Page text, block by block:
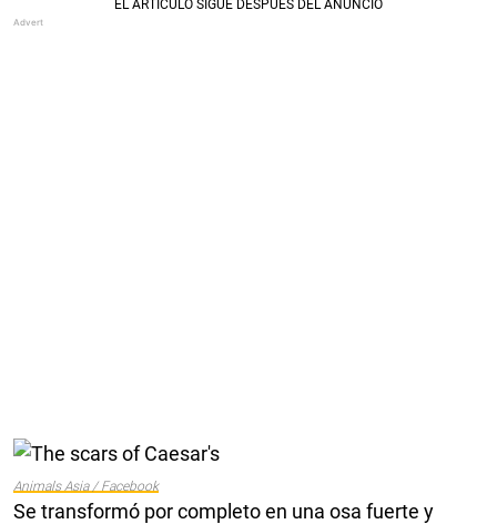
Animals Asia / Facebook
Se transformó por completo en una osa fuerte y